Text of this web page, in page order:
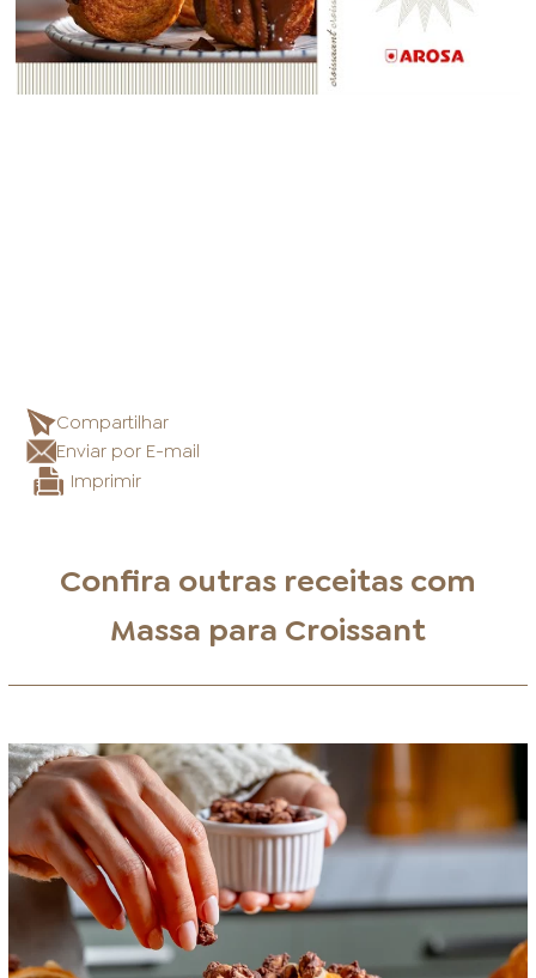
Compartilhar
Enviar por E-mail
Imprimir
Confira outras receitas com
Massa para Croissant